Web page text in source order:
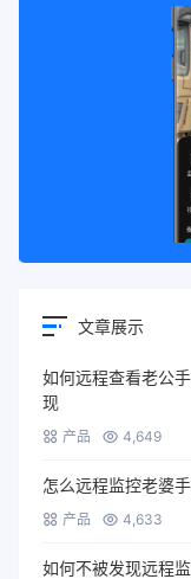
文章展示
如何远程查看老公
现
产品 4,649
怎么远程监控老婆
产品 4,633
如何不被发现远程